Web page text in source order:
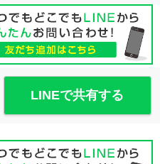
LINEで共有する